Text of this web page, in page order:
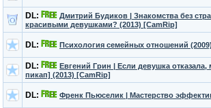
DL:
Дмитрий Будиков | Знакомства без
красивыми девушками? (2013) [CamRip]
DL: Психология семейных отношений
DL:
Евгений Грин | Если девушка
пикап] (2013) [CamRip]
DL: Френк Пьюселик | Мастерство